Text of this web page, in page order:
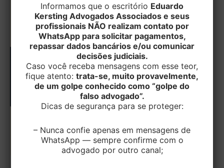
Informamos que o escritório Eduardo
Kersting Advogados Associados e seus
profissionais NÃO realizam contato por
WhatsApp para solicitar pagamentos,
repassar dados bancários e/ou comunicar
decisões judiciais.
Caso você receba mensagens com esse teor,
fique atento: trata-se, muito provavelmente,
de um golpe conhecido como “golpe do
falso advogado”.
Dicas de segurança para se proteger:
– Nunca confie apenas em mensagens de
WhatsApp — sempre confirme com o
advogado por outro canal;